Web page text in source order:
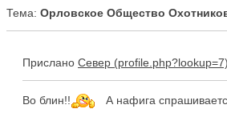
Тема: Орловское Общество
Прислано Север
Во блин!! А нафига